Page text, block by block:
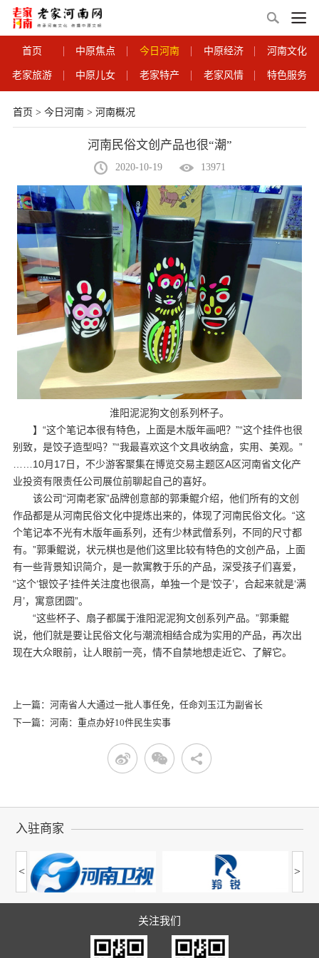
首页 中原焦点 今日河南 中原经济 河南文化
老家旅游 中原儿女 老家特产 老家风情 特色服务
首页 > 今日河南> 河南概况
河南民俗文创产品也很“潮”
2020-10-19 13971
淮阳泥泥狗文创系列杯子。
】 “这个笔记本很有特色，上面是木版年画吧？”“这个挂件也很
别致，是饺子造型吗？”“我最喜欢这个文具收纳盒，实用、美观。”
……10月17日，不少游客聚集在博览交易主题区A区河南省文化产
业投资有限责任公司展位前聊起自己的喜好。
该公司“河南老家”品牌创意部的郭秉鲲介绍，他们所有的文创
作品都是从河南民俗文化中提炼出来的，体现了河南民俗文化。“这
个笔记本不光有木版年画系列，还有少林武僧系列，不同的尺寸都
有。”郭秉鲲说，状元棋也是他们这里比较有特色的文创产品，上面
有一些背景知识简介，是一款寓教于乐的产品，深受孩子们喜爱，
“这个‘银饺子’挂件关注度也很高，单独一个是‘饺子’，合起来就是‘满
月’，寓意团圆”。
“这些杯子、扇子都属于淮阳泥泥狗文创系列产品。”郭秉鲲
说，他们就是要让民俗文化与潮流相结合成为实用的产品，再次出
现在大众眼前，让人眼前一亮，情不自禁地想走近它、了解它。
上一篇：河南省人大通过一批人事任免，任命刘玉江为副省长
下一篇：河南：重点办好10件民生实事
入驻商家
< >
关注我们